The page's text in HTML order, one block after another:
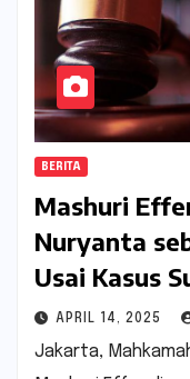
BERITA
Mashuri
Nuryanta
Usai Kasus
APRIL 14, 2025
Jakarta,